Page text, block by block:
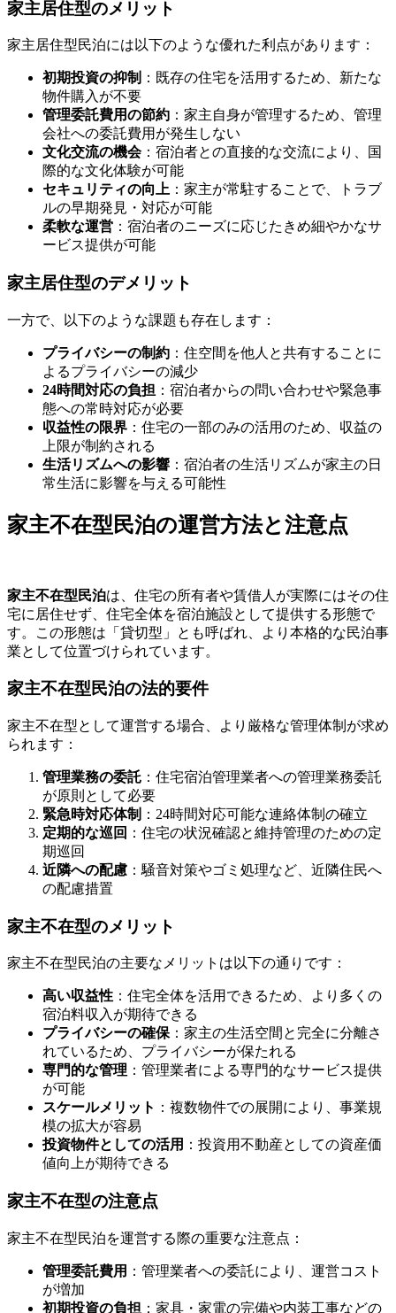
家主居住型のメリット
家主居住型民泊には以下のような優れた利点があります：
初期投資の抑制 ：既存の住宅を活用するため、新たな
物件購入が不要
管理委託費用の節約 ：家主自身が管理するため、管理
会社への委託費用が発生しない
文化交流の機会：宿泊者との直接的な交流により、国
際的な文化体験が可能
セキュリティの向上 ：家主が常駐することで、トラブ
ルの早期発見・対応が可能
柔軟な運営 ：宿泊者のニーズに応じたきめ細やかなサ
ービス提供が可能
家主居住型のデメリット
一方で、以下のような課題も存在します：
プライバシーの制約 ：住空間を他人と共有することに
よるプライバシーの減少
24時間対応の負担 ：宿泊者からの問い合わせや緊急事
態への常時対応が必要
収益性の限界 ：住宅の一部のみの活用のため、収益の
上限が制約される
生活リズムへの影響 ：宿泊者の生活リズムが家主の日
常生活に影響を与える可能性
家主不在型民泊の運営方法と注意点
家主不在型民泊は、住宅の所有者や賃借人が実際にはその住
宅に居住せず、住宅全体を宿泊施設として提供する形態で
す。この形態は「貸切型」とも呼ばれ、より本格的な民泊事
業として位置づけられています。
家主不在型民泊の法的要件
家主不在型として運営する場合、より厳格な管理体制が求め
られます：
管理業務の委託 ：住宅宿泊管理業者への管理業務委託
が原則として必要
緊急時対応体制 ：24時間対応可能な連絡体制の確立
定期的な巡回 ：住宅の状況確認と維持管理のための定
期巡回
近隣への配慮 ：騒音対策やゴミ処理など、近隣住民へ
の配慮措置
家主不在型のメリット
家主不在型民泊の主要なメリットは以下の通りです：
高い収益性 ：住宅全体を活用できるため、より多くの
宿泊料収入が期待できる
プライバシーの確保：家主の生活空間と完全に分離さ
れているため、プライバシーが保たれる
専門的な管理 ：管理業者による専門的なサービス提供
が可能
スケールメリット ：複数物件での展開により、事業規
模の拡大が容易
投資物件としての活用 ：投資用不動産としての資産価
値向上が期待できる
家主不在型の注意点
家主不在型民泊を運営する際の重要な注意点：
管理委託費用 ：管理業者への委託により、運営コスト
が増加
初期投資の負担 ：家具・家電の完備や内装工事などの